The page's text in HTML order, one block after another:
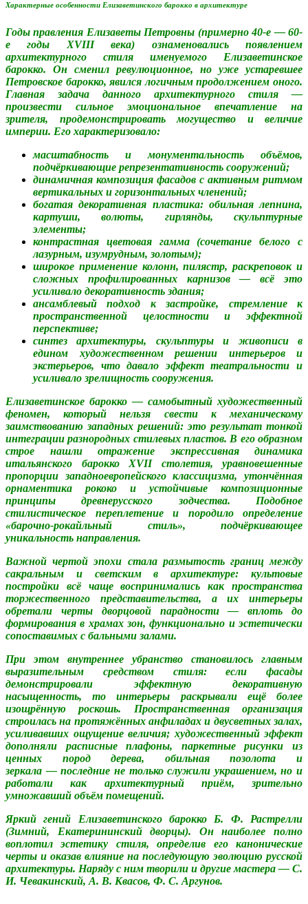
Характерные особенности Елизаветинского барокко в архитектуре
Годы правления Елизаветы Петровны (примерно 40-е — 60-
е годы XVIII века) ознаменовались появлением
архитектурного стиля именуемого Елизаветинское
барокко. Он сменил ревулюционное, но уже устаревшее
Петровское барокко, явился логичным продолжением оного.
Главная задача данного архитектурного стиля —
произвести сильное эмоциональное впечатление на
зрителя, продемонстрировать могущество и величие
империи. Его характеризовало:
масштабность и монументальность объёмов,
подчёркивающие репрезентативность сооружений;
динамичная композиция фасадов с активным ритмом
вертикальных и горизонтальных членений;
богатая декоративная пластика: обильная лепнина,
картуши, волюты, гирлянды, скульптурные
элементы;
контрастная цветовая гамма (сочетание белого с
лазурным, изумрудным, золотым);
широкое применение колонн, пилястр, раскреповок и
сложных профилированных карнизов — всё это
усиливало декоративность здания;
ансамблевый подход к застройке, стремление к
пространственной целостности и эффектной
перспективе;
синтез архитектуры, скульптуры и живописи в
едином художественном решении интерьеров и
экстерьеров, что давало эффект театральности и
усиливало зрелищность сооружения.
Елизаветинское барокко — самобытный художественный
феномен, который нельзя свести к механическому
заимствованию западных решений: это результат тонкой
интеграции разнородных стилевых пластов. В его образном
строе нашли отражение экспрессивная динамика
итальянского барокко XVII столетия, уравновешенные
пропорции западноевропейского классицизма, утончённая
орнаментика рококо и устойчивые композиционные
принципы древнерусского зодчества. Подобное
стилистическое переплетение и породило определение
«барочно‑рокайльный стиль», подчёркивающее
уникальность направления.
Важной чертой эпохи стала размытость границ между
сакральным и светским в архитектуре: культовые
постройки всё чаще воспринимались как пространства
торжественного представительства, а их интерьеры
обретали черты дворцовой парадности — вплоть до
формирования в храмах зон, функционально и эстетически
сопоставимых с бальными залами.
При этом внутреннее убранство становилось главным
выразительным средством стиля: если фасады
демонстрировали эффектную декоративную
насыщенность, то интерьеры раскрывали ещё более
изощрённую роскошь. Пространственная организация
строилась на протяжённых анфиладах и двусветных залах,
усиливавших ощущение величия; художественный эффект
дополняли расписные плафоны, паркетные рисунки из
ценных пород дерева, обильная позолота и
зеркала — последние не только служили украшением, но и
работали как архитектурный приём, зрительно
умножавший объём помещений.
Яркий гений Елизаветинского барокко Б. Ф. Растрелли
(Зимний, Екатерининский дворцы). Он наиболее полно
воплотил эстетику стиля, определив его канонические
черты и оказав влияние на последующую эволюцию русской
архитектуры. Наряду с ним творили и другие мастера — С.
И. Чевакинский, А. В. Квасов, Ф. С. Аргунов.